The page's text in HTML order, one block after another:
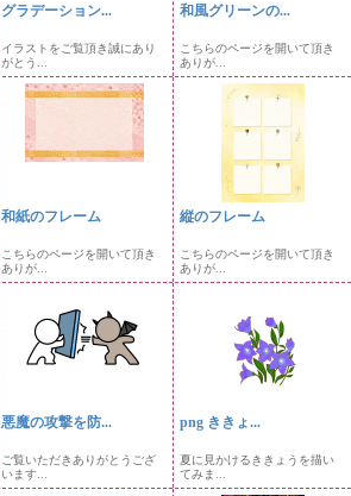
グラデーション...
イラストをご覧頂き誠にあり
がとう...
和風グリーンの...
こちらのページを開いて頂き
ありが...
和紙のフレーム
こちらのページを開いて頂き
ありが...
縦のフレーム
こちらのページを開いて頂き
ありが...
悪魔の攻撃を防...
ご覧いただきありがとうござ
います...
png ききょ...
夏に見かけるききょうを描い
てみま...